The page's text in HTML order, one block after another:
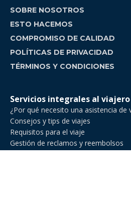
SOBRE NOSOTROS
ESTO HACEMOS
COMPROMISO DE CALIDAD
POLÍTICAS DE PRIVACIDAD
TÉRMINOS Y CONDICIONES
Servicios integrales al viajero
¿Por qué necesito una asistencia de
Consejos y tips de viajes
Requisitos para el viaje
Gestión de reclamos y reembolsos